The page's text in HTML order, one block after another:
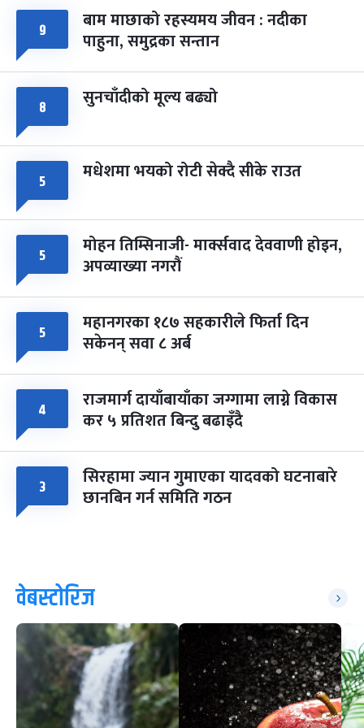
८ फागुपूर्णिमा
चैत्र ८, २०८३- Mar 22, 2027
७ महिना बाँकी
९ बाम माछाको रहस्यमय जीवन : नदीका
पाहुना, समुद्रका सन्तान
८ सुनचाँदीको मूल्य बढ्यो
५ मधेशमा भयको रोटी सेक्दै सीके राउत
५ मोहन तिम्सिनाजी- मार्क्सवाद देववाणी होइन,
अपव्याख्या नगरौं
५ महानगरका १८७ सहकारीले फिर्ता दिन
सकेनन् सवा ८ अर्ब
४ राजमार्ग दायाँबायाँका जग्गामा लाग्ने विकास
कर ५ प्रतिशत बिन्दु बढाइँदै
३ सिरहामा ज्यान गुमाएका यादवको घटनाबारे
छानबिन गर्न समिति गठन
वेबस्टोरिज